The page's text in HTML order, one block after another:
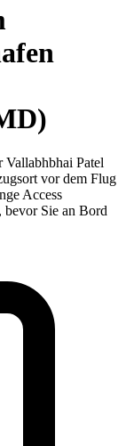
Patel
vor dem Flug
Access
bevor Sie an Bord